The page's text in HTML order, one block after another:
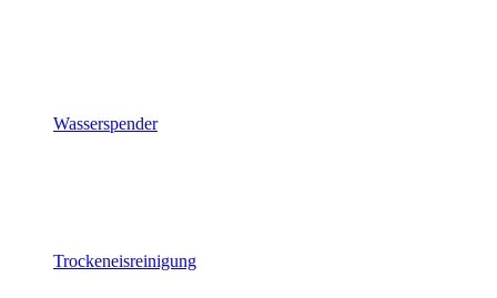
Wasserspender
Trockeneisreinigung